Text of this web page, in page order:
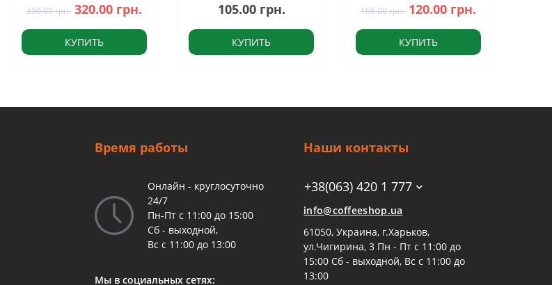
350.00 грн. 320.00 грн.
КУПИТЬ
105.00 грн.
КУПИТЬ
155.00 грн. 120.00 грн.
КУПИТЬ
Время работы
Онлайн - круглосуточно
24/7
Пн-Пт с 11:00 до 15:00
Сб - выходной,
Вс с 11:00 до 13:00
Мы в социальных сетях:
Наши контакты
+38(063) 420 1 777
info@coffeeshop.ua
61050, Украина, г.Харьков,
ул.Чигирина, 3 Пн - Пт с 11:00 до
15:00 Сб - выходной, Вс с 11:00 до
13:00